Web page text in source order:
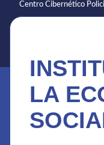
Centro Cibernético
LA